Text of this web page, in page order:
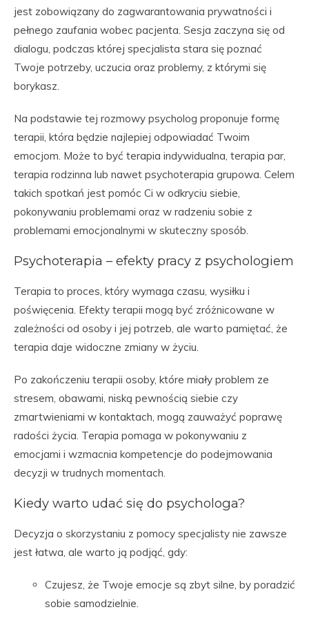
jest zobowiązany do zagwarantowania prywatności i
pełnego zaufania wobec pacjenta. Sesja zaczyna się od
dialogu, podczas której specjalista stara się poznać
Twoje potrzeby, uczucia oraz problemy, z którymi się
borykasz.
Na podstawie tej rozmowy psycholog proponuje formę
terapii, która będzie najlepiej odpowiadać Twoim
emocjom. Może to być terapia indywidualna, terapia par,
terapia rodzinna lub nawet psychoterapia grupowa. Celem
takich spotkań jest pomóc Ci w odkryciu siebie,
pokonywaniu problemami oraz w radzeniu sobie z
problemami emocjonalnymi w skuteczny sposób.
Psychoterapia – efekty pracy z psychologiem
Terapia to proces, który wymaga czasu, wysiłku i
poświęcenia. Efekty terapii mogą być zróżnicowane w
zależności od osoby i jej potrzeb, ale warto pamiętać, że
terapia daje widoczne zmiany w życiu.
Po zakończeniu terapii osoby, które miały problem ze
stresem, obawami, niską pewnością siebie czy
zmartwieniami w kontaktach, mogą zauważyć poprawę
radości życia. Terapia pomaga w pokonywaniu z
emocjami i wzmacnia kompetencje do podejmowania
decyzji w trudnych momentach.
Kiedy warto udać się do psychologa?
Decyzja o skorzystaniu z pomocy specjalisty nie zawsze
jest łatwa, ale warto ją podjąć, gdy:
Czujesz, że Twoje emocje są zbyt silne, by poradzić
sobie samodzielnie.